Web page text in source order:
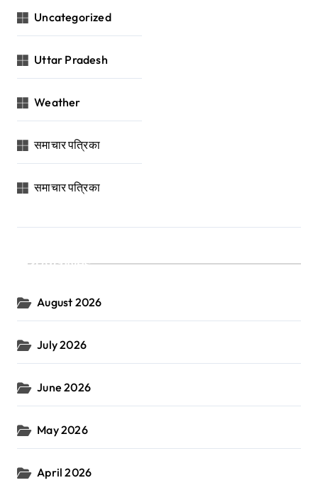
Uncategorized
Uttar Pradesh
Weather
समाचार पत्रिका
समाचार पत्रिका
Archives
August 2026
July 2026
June 2026
May 2026
April 2026